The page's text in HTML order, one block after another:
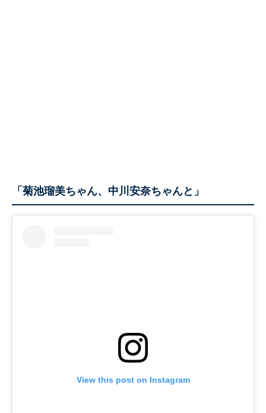
「菊池瑠美ちゃん、中川安奈ちゃんと」
View this post on Instagram